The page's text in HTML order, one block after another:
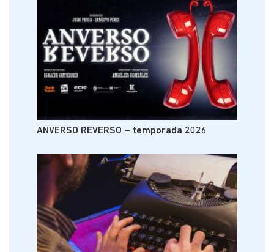
ANVERSO REVERSO – temporada 2026